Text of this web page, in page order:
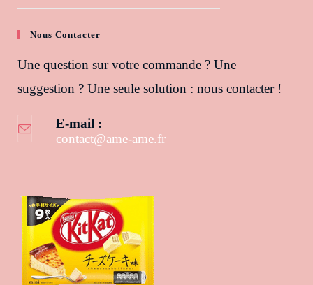
Nous Contacter
Une question sur votre commande ? Une
suggestion ? Une seule solution : nous contacter !
E-mail :
contact@ame-ame.frS’ouvre dans votre application